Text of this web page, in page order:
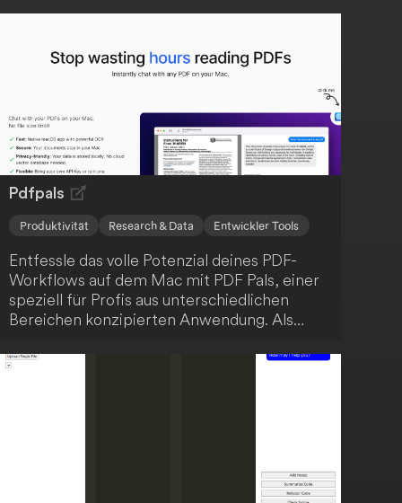
genau das Richtige für dich! Das
Shop für technologische Lösungen, die
sowohl für Start-ups als auch etablierte
Firmen relevant sind. Mit der transparenten
und zugänglichen Preisgestaltung können
Kunden von den vielfältigen Möglichkeiten
profitieren.
Pdfpals
Produktivität Research & Data Entwickler Tools
Entfessle das volle Potenzial deines PDF-
Workflows auf dem Mac mit PDF Pals, einer
speziell für Profis aus unterschiedlichen
Bereichen konzipierten Anwendung. Als
Produktmanager, Jurist oder HR-Experte